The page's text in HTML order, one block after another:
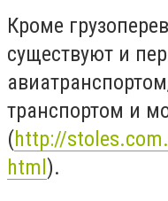
Кроме
существуют и
транспортом и
(http://
html).